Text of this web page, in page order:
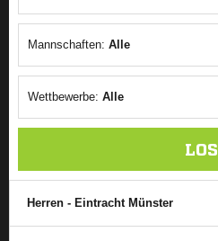
Mannschaften: Alle
Wettbewerbe: Alle
LOS
Herren - Eintracht Münster